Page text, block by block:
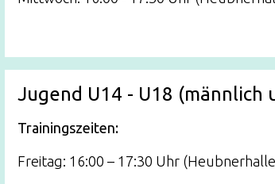
Jugend U14 - U18 (männlich
Trainingszeiten:
Freitag: 16:00 – 17:30 Uhr